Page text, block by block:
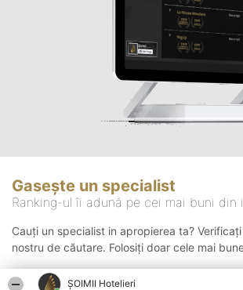
ȘOIMII Hotelieri
Gasește un specialist
Ranking-ul îi adună pe cei mai buni din
Cauți un specialist in apropierea ta?
nostru de căutare. Folosiți doar cele mai